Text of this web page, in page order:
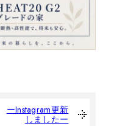
ーInstagram更新
しましたー